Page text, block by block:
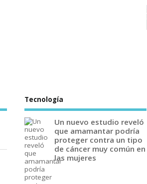
Tecnología
Un nuevo estudio reveló
que amamantar podría
proteger contra un tipo
de cáncer muy común en
las mujeres